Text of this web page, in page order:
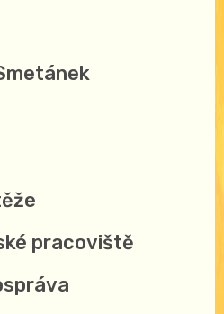
pracoviště